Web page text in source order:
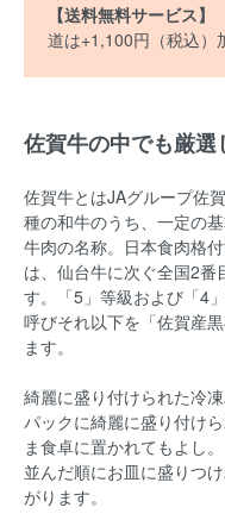
【送料無料サービス】
道は+1,100円（税込）
佐賀牛の中でも厳
佐賀牛とはJAグループ佐
種の和牛のうち、一定の
牛肉の名称。日本食肉格
は、仙台牛に次ぐ全国2
す。「5」等級および「4
呼びそれ以下を「佐賀産
ます。
綺麗に盛り付けられた冷凍
パックに綺麗に盛り付け
ま食卓に置かれてもよし。
並んだ順にお皿に盛りつ
がります。